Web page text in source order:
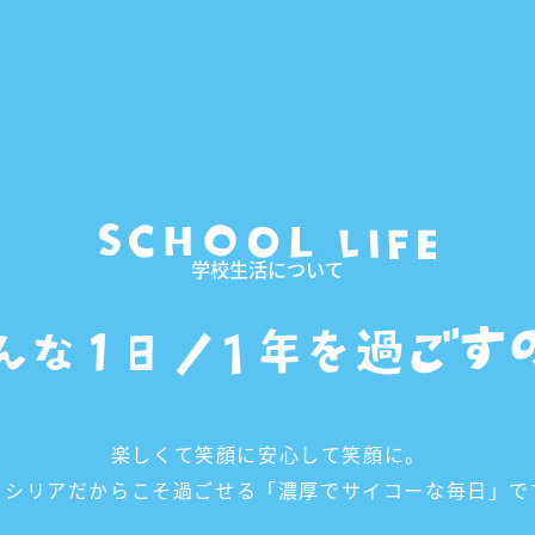
学校生活について
楽しくて笑顔に安心して笑顔に。
リアだからこそ過ごせる「濃厚でサイコーな毎日」